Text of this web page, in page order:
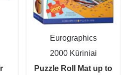
Eurographics
2000 Kūriniai
Puzzle Roll Mat up to